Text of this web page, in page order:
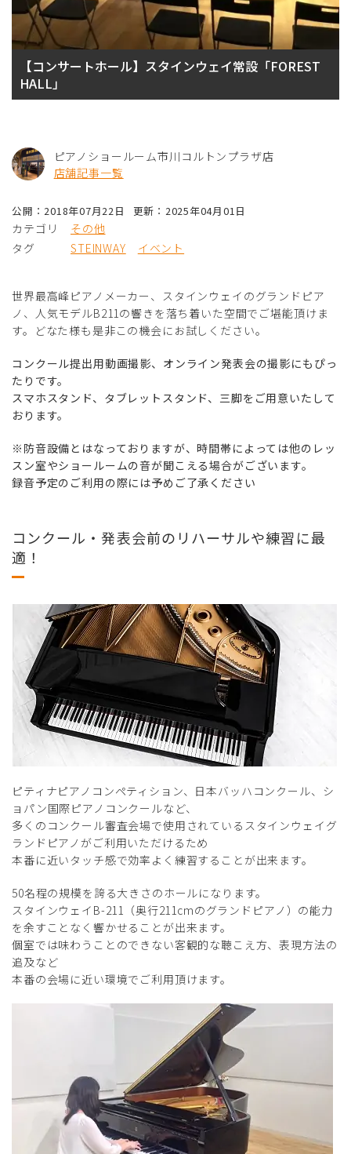
【コンサートホール】スタインウェイ常設「FOREST
HALL」
ピアノショールーム市川コルトンプラザ店
店舗記事一覧
公開：2018年07月22日 更新：2025年04月01日
カテゴリ
その他
タグ
STEINWAY イベント
世界最高峰ピアノメーカー、スタインウェイのグランドピア
ノ、人気モデルB211の響きを落ち着いた空間でご堪能頂けま
す。どなた様も是非この機会にお試しください。
コンクール提出用動画撮影、オンライン発表会の撮影にもぴっ
たりです。
スマホスタンド、タブレットスタンド、三脚をご用意いたして
おります。
※防音設備とはなっておりますが、時間帯によっては他のレッ
スン室やショールームの音が聞こえる場合がございます。
録音予定のご利用の際には予めご了承ください
コンクール・発表会前のリハーサルや練習に最
適！
ピティナピアノコンペティション、日本バッハコンクール、シ
ョパン国際ピアノコンクールなど、
多くのコンクール審査会場で使用されているスタインウェイグ
ランドピアノがご利用いただけるため
本番に近いタッチ感で効率よく練習することが出来ます。
50名程の規模を誇る大きさのホールになります。
スタインウェイB-211（奥行211cmのグランドピアノ）の能力
を余すことなく響かせることが出来ます。
個室では味わうことのできない客観的な聴こえ方、表現方法の
追及など
本番の会場に近い環境でご利用頂けます。